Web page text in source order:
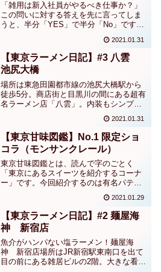
「雑用は新入社員がやるべき仕事か？」
この問いに対する答えを先に言ってしま
うと、半分「YES」で半分「No」です。
り価値の高い仕事ができる人のために動
くことで組織に貢献する」という仕事が
あるということ。
2021.01.31
【東京ラーメン日記】#3 八雲
池尻大橋
場所は東急田園都市線の池尻大橋駅から
徒歩5分。商店街と目黒川の間にある超有
名ラーメン店「八雲」。内装もシンプル
お客さんや女性1人のお客さんも多いで
す。この八雲で食べてもらいたい一杯が
こちら！！
2021.01.31
【東京甘味図鑑】No.1 限定ショ
コラ（モンサンクレール）
東京甘味図鑑とは、読んで字のごとく
「東京にあるスイーツを紹介するコーナ
ー」です。今回紹介するのは有名パティ
お店「モンサンクレール」のスイーツ。
こちらはその中でも、そごう横浜店・西
武池袋本店 限定販売の「タルトフォン
ダンショコラ ピスターシュ」です。
2021.01.29
【東京ラーメン日記】#2 麺屋海
神 新宿店
魚介がハンパない塩ラーメン！麺屋海
神 新宿店場所はJR新宿駅東南口を出て
目の前にある雑居ビルの2階。大きな看板